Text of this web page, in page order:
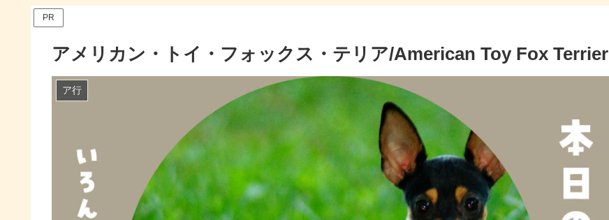
PR
アメリカン・トイ・フォックス・テリア/American Toy Fox Terrier
ア行